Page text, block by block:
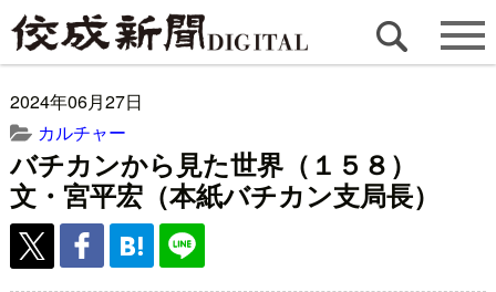
2024年06月27日
カルチャー
バチカンから見た世界（１５８）
文・宮平宏（本紙バチカン支局長）